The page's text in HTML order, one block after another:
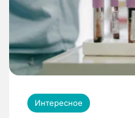
Интересное